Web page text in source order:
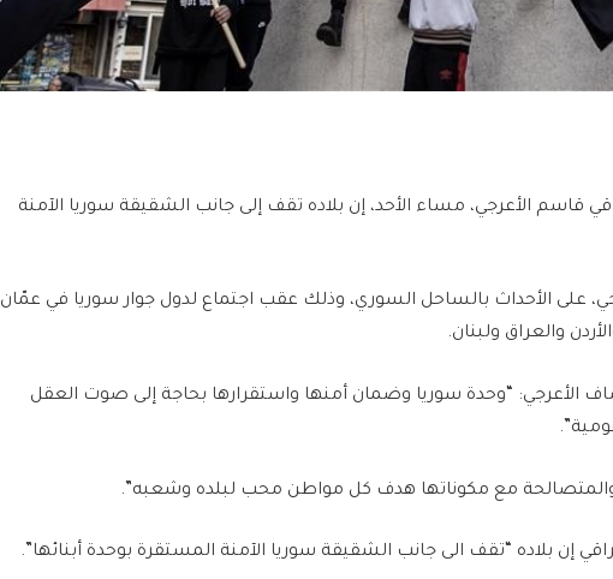
قاسم الأعرجي، مساء الأحد، إن بلاده تقف إلى جانب الشقيقة سوريا الآمنة
على الأحداث بالساحل السوري، وذلك عقب اجتماع لدول جوار سوريا في عمّان
والعراق ولبنان.
“وحدة سوريا وضمان أمنها واستقرارها بحاجة إلى صوت العقل
مع مكوناتها هدف كل مواطن محب لبلده وشعبه”.
إن بلاده “تقف الى جانب الشقيقة سوريا الآمنة المستقرة بوحدة أبنائها”.